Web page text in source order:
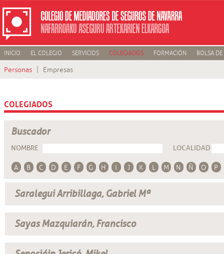
INICIO EL COLEGIO SERVICIOS COLEGIADOS FORMACIÓN BOLSA
Personas Empresas
COLEGIADOS
Buscador
NOMBRE LOCALIDAD
A B C D E F G H I J K L M N Ñ O P
Saralegui Arribillaga, Gabriel Mª
Sayas Mazquiarán, Francisco